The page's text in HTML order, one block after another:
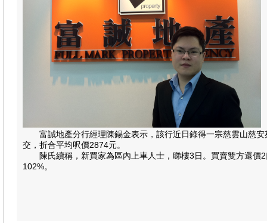
富誠地產分行經理陳錫金表示，該行近日錄得一宗慈雲山慈安
交，折合平均呎價2874元。
陳氏續稱，新買家為區內上車人士，睇樓3日。買賣雙方還價2
102%。